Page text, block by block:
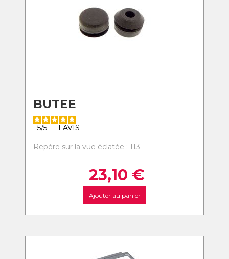
BUTEE
5/5 - 1 AVIS
Repère sur la vue éclatée : 113
23,10 €
Ajouter au panier